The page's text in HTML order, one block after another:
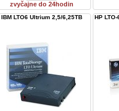
zvyčajne do 24hodin
IBM LTO6 Ultrium 2,5/6,25TB HP